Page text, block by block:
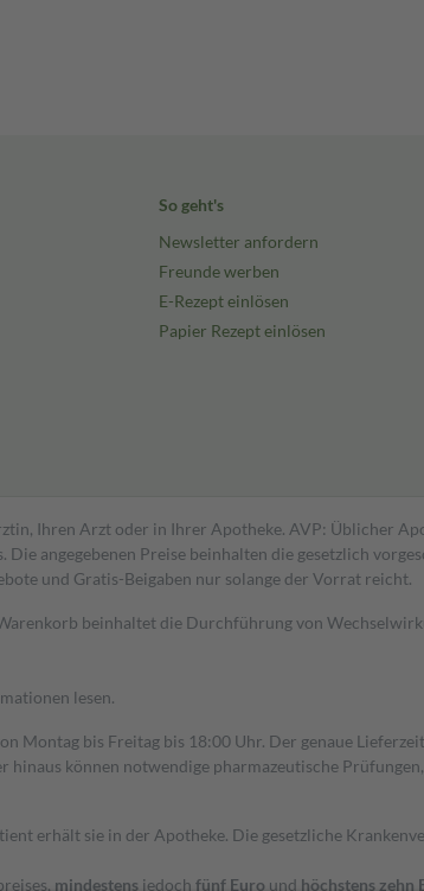
So geht's
Newsletter anfordern
Freunde werben
E-Rezept einlösen
Papier Rezept einlösen
Ihren Arzt oder in Ihrer Apotheke. AVP: Üblicher
angegebenen Preise beinhalten die gesetzlich
und Gratis-Beigaben nur solange der Vorrat reicht.
beinhaltet die Durchführung von
lesen.
Montag bis Freitag bis 18:00 Uhr. Der genaue
können notwendige pharmazeutische
erhält sie in der Apotheke. Die gesetzliche
mindestens jedoch fünf Euro und höchstens zehn